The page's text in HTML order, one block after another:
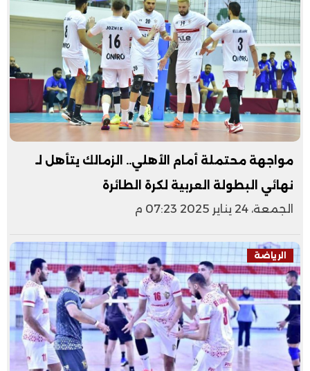
مواجهة محتملة أمام الأهلي.. الزمالك يتأهل لـ
نهائي البطولة العربية لكرة الطائرة
الجمعة، 24 يناير 2025 07:23 م
الرياضة